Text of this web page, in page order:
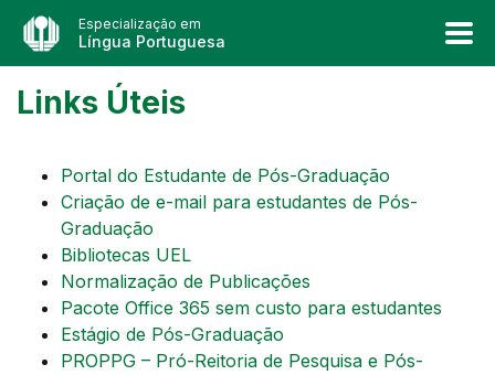
Especialização em
Língua Portuguesa
Links Úteis
Portal do Estudante de Pós-Graduação
Criação de e-mail para estudantes de Pós-
Graduação
Bibliotecas UEL
Normalização de Publicações
Pacote Office 365 sem custo para estudantes
Estágio de Pós-Graduação
PROPPG – Pró-Reitoria de Pesquisa e Pós-